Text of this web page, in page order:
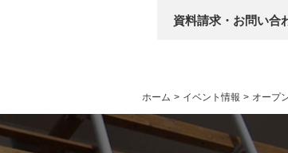
資料請求・お問い合
ホーム > イベント情報 > オープ